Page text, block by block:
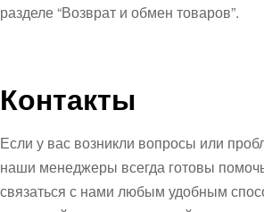
разделе “Возврат и обмен товаров”.
Контакты
Если у вас возникли вопросы или
наши менеджеры всегда готовы
связаться с нами любым удобным